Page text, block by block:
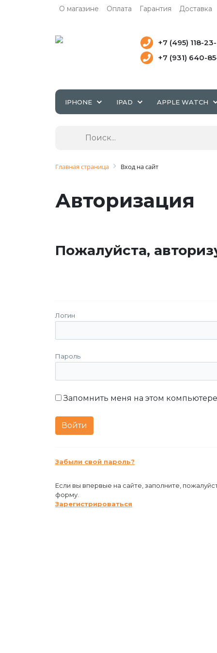
О магазине Оплата Гарантия Доставка
+7 (495) 118-
+7 (931) 640-
IPHONE IPAD APPLE WATCH
Главная страница Вход на сайт
Авторизация
Пожалуйста,
Логин
Пароль
Запомнить меня на этом компьютере
Забыли свой пароль?
Если вы впервые на сайте, заполните,
форму.
Зарегистрироваться